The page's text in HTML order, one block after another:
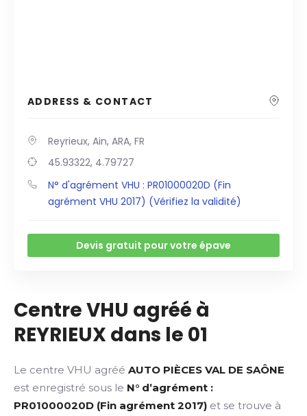
ADDRESS & CONTACT
Reyrieux, Ain, ARA, FR
45.93322, 4.79727
N° d'agrément VHU : PR01000020D (Fin
agrément VHU 2017) (Vérifiez la validité)
Devis gratuit pour votre épave
Centre VHU agréé à
REYRIEUX dans le 01
Le centre VHU agréé AUTO PIÈCES VAL DE SAÔNE
est enregistré sous le N° d’agrément :
PR01000020D (Fin agrément 2017) et se trouve à